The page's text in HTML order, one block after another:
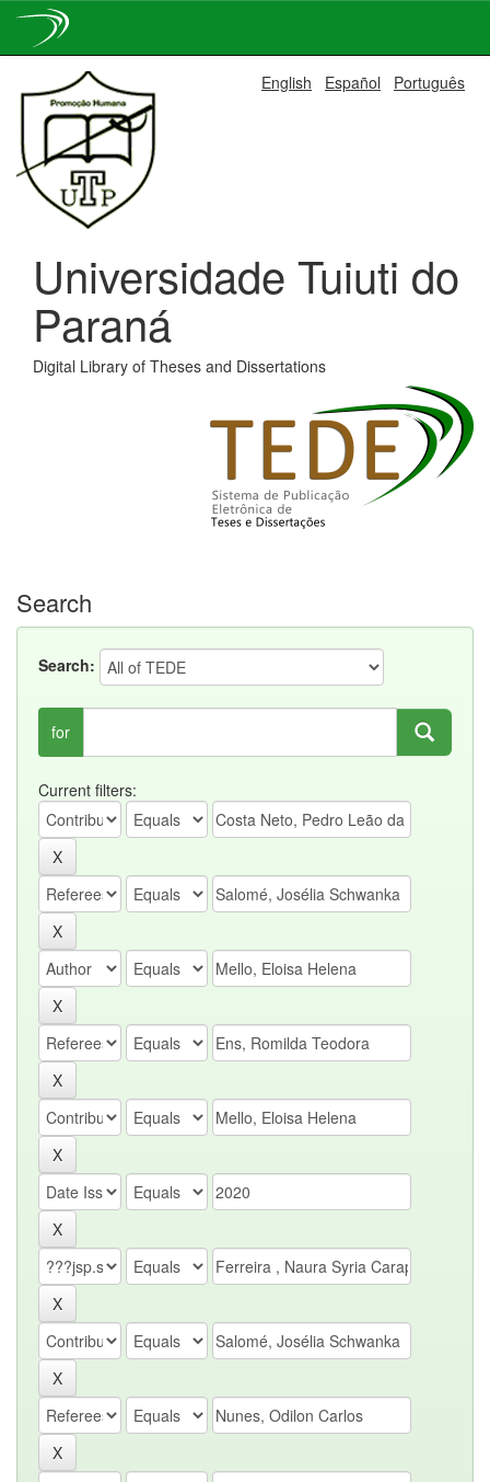
navigation
English Español Português
Universidade Tuiuti do
Paraná
Digital Library of Theses and Dissertations
Search
Search:
for
Current filters: